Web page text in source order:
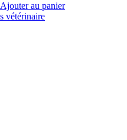
Ajouter au panier